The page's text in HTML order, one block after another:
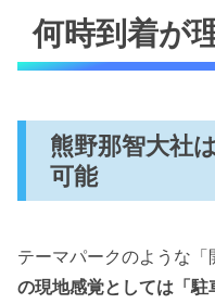
何時到着が
熊野那智大社
可能
テーマパークのような「
の現地感覚としては「